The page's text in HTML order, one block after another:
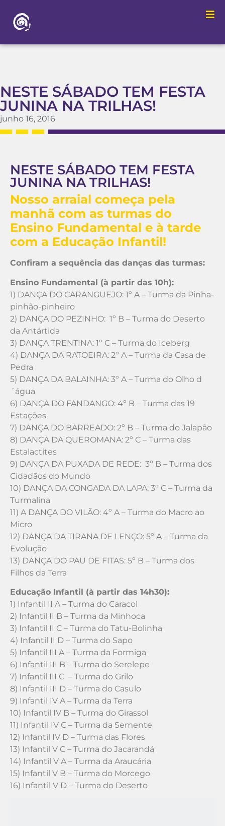
NESTE SÁBADO TEM FESTA
JUNINA NA TRILHAS!
junho 16, 2016
NESTE SÁBADO TEM FESTA
JUNINA NA TRILHAS!
Nosso arraial começa pela
manhã com as turmas do
Ensino Fundamental e à tarde
com a Educação Infantil!
Confiram a sequência das danças das turmas:
Ensino Fundamental (à partir das 10h):
1) DANÇA DO CARANGUEJO: 1º A – Turma da Pinha-
pinhão-pinheiro
2) DANÇA DO PEZINHO: 1º B – Turma do Deserto
da Antártida
3) DANÇA TRENTINA: 1º C – Turma do Iceberg
4) DANÇA DA RATOEIRA: 2º A – Turma da Casa de
Pedra
5) DANÇA DA BALAINHA: 3º A – Turma do Olho d
´água
6) DANÇA DO FANDANGO: 4º B – Turma das 19
Estações
7) DANÇA DO BARREADO: 2º B – Turma do Jalapão
8) DANÇA DA QUEROMANA: 2º C – Turma das
Estalactites
9) DANÇA DA PUXADA DE REDE: 3º B – Turma dos
Cidadãos do Mundo
10) DANÇA DA CONGADA DA LAPA: 3º C – Turma da
Turmalina
11) A DANÇA DO VILÃO: 4º A – Turma do Macro ao
Micro
12) DANÇA DA TIRANA DE LENÇO: 5º A – Turma da
Evolução
13) DANÇA DO PAU DE FITAS: 5º B – Turma dos
Filhos da Terra
Educação Infantil (à partir das 14h30):
1) Infantil II A – Turma do Caracol
2) Infantil II B – Turma da Minhoca
3) Infantil II C – Turma do Tatu-Bolinha
4) Infantil II D – Turma do Sapo
5) Infantil III A – Turma da Formiga
6) Infantil III B – Turma do Serelepe
7) Infantil III C – Turma do Grilo
8) Infantil III D – Turma do Casulo
9) Infantil IV A – Turma da Terra
10) Infantil IV B – Turma do Girassol
11) Infantil IV C – Turma da Semente
12) Infantil IV D – Turma das Flores
13) Infantil V C – Turma do Jacarandá
14) Infantil V A – Turma da Araucária
15) Infantil V B – Turma do Morcego
16) Infantil V D – Turma do Deserto